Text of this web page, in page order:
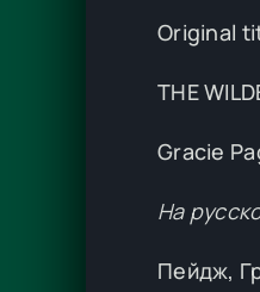
Original
THE
Gracie
На
Пейдж,